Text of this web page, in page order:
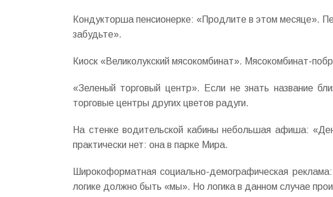
Кондукторша пенсионерке: «Продлите в этом месяце».
забудьте».
Киоск «Великолукский мясокомбинат». Мясокомбинат-
«Зеленый торговый центр». Если не знать название
торговые центры других цветов радуги.
На стенке водительской кабины небольшая афиша:
практически нет: она в парке Мира.
Широкоформатная социально-демографическая
логике должно быть «мы». Но логика в данном случае